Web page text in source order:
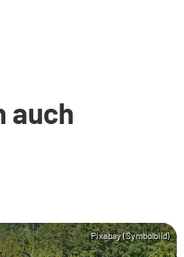
auch
Pixabay (Symbolbild)